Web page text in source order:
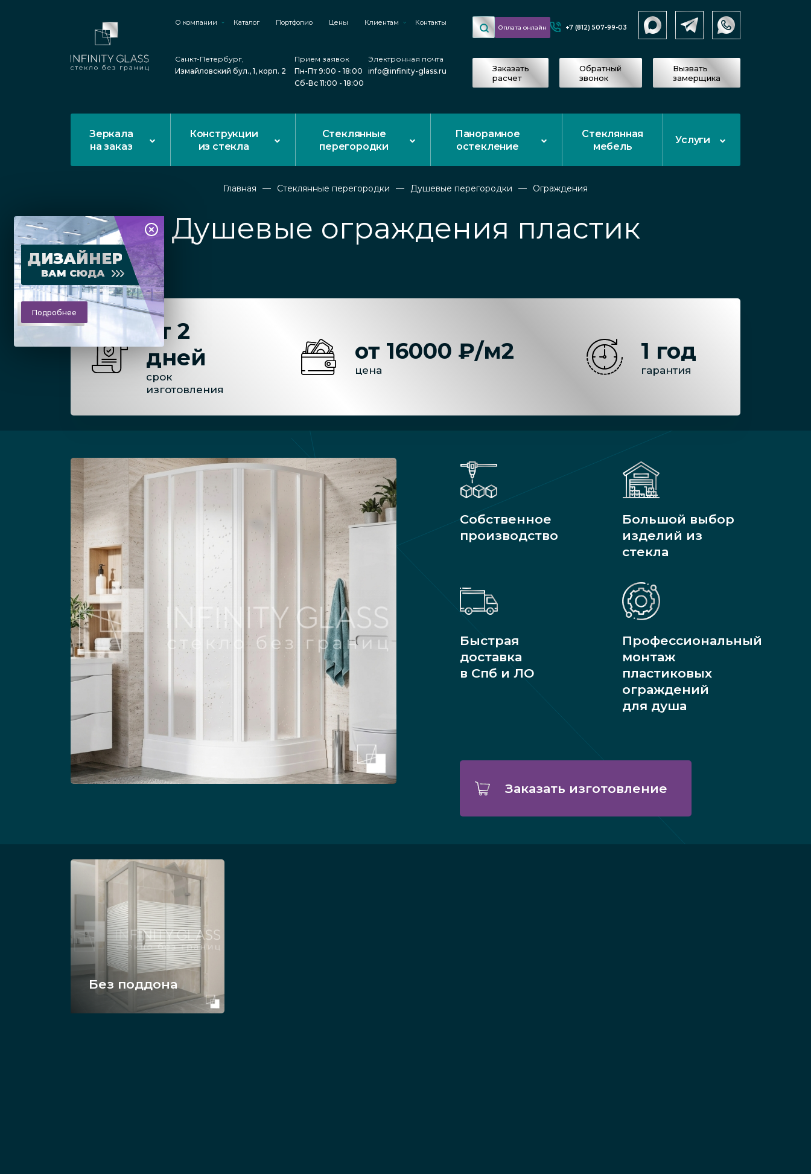
О компании Каталог Портфолио Цены Клиентам Контакты
Санкт-Петербург,
Измайловский бул., 1, корп. 2
Прием заявок
Пн-Пт 9:00 - 18:00
Сб-Вс 11:00 - 18:00
Электронная почта
info@infinity-glass.ru
Оплата онлайн +7 (812) 507-99-03
Заказать
расчет
Обратный
звонок
Вызвать
замерщика
Зеркала
на заказ
Конструкции
из стекла
Стеклянные
перегородки
Панорамное
остекление
Стеклянная
мебель
Услуги
Главная Стеклянные перегородки Душевые перегородки Ограждения
Душевые ограждения пластик
ДИЗАЙНЕР
ВАМ СЮДА
Подробнее
от 2
дней
срок
изготовления
от 16000 ₽/м2
цена
1 год
гарантия
Собственное
производство
Большой выбор
изделий из
стекла
Быстрая
доставка
в Спб и ЛО
Профессиональный
монтаж
пластиковых
ограждений
для душа
Заказать изготовление
Без поддона